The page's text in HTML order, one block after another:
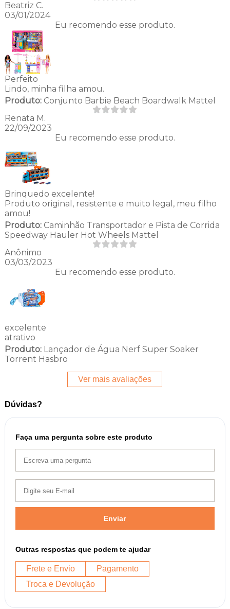
Beatriz C.
03/01/2024
Eu recomendo esse produto.
Perfeito
Lindo, minha filha amou.
Produto:Conjunto Barbie Beach Boardwalk Mattel
Renata M.
22/09/2023
Eu recomendo esse produto.
Brinquedo excelente!
Produto original, resistente e muito legal, meu filho
amou!
Produto:Caminhão Transportador e Pista de Corrida
Speedway Hauler Hot Wheels Mattel
Anônimo
03/03/2023
Eu recomendo esse produto.
excelente
atrativo
Produto:Lançador de Água Nerf Super Soaker
Torrent Hasbro
Ver mais avaliações
Dúvidas?
Faça uma pergunta sobre este produto
Enviar
Outras respostas que podem te ajudar
Frete e Envio
Pagamento
Troca e Devolução